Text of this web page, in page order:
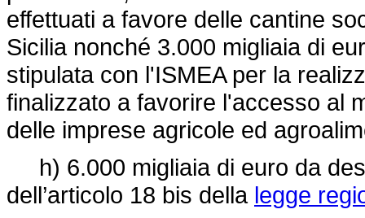
effettuati a favore delle cantine
Sicilia nonché 3.000 migliaia di
stipulata con l'ISMEA per la
finalizzato a favorire l'accesso al
delle imprese agricole ed
h) 6.000 migliaia di euro da
dell’articolo 18 bis della legge